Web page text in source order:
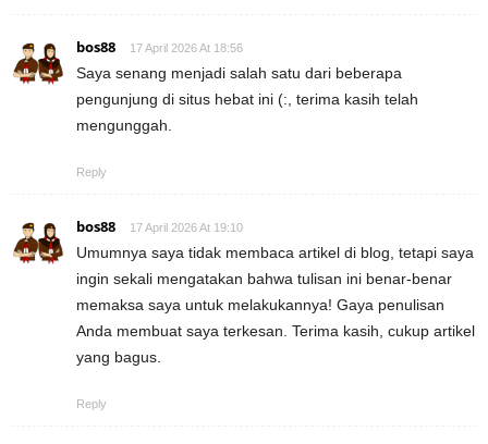
bos88 17 April 2026 At 18:56
Saya senang menjadi salah satu dari beberapa
pengunjung di situs hebat ini (:, terima kasih telah
mengunggah.
Reply
bos88 17 April 2026 At 19:10
Umumnya saya tidak membaca artikel di blog, tetapi saya
ingin sekali mengatakan bahwa tulisan ini benar-benar
memaksa saya untuk melakukannya! Gaya penulisan
Anda membuat saya terkesan. Terima kasih, cukup artikel
yang bagus.
Reply